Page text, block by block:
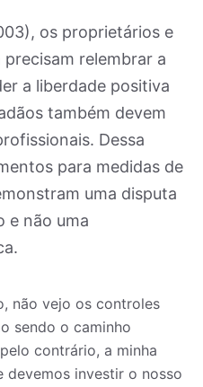
os proprietários e
relembrar a
a liberdade positiva
também devem
Dessa
para medidas de
uma disputa
e não uma
não vejo os controles
sendo o caminho
contrário, a minha
devemos investir o nosso